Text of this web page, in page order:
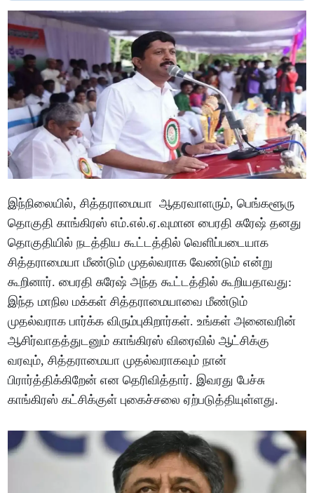
இந்நிலையில், சித்தராமையா ஆதரவாளரும், பெங்களூரு
தொகுதி காங்கிரஸ் எம்.எல்.ஏ.வுமான பைரதி சுரேஷ் தனது
தொகுதியில் நடத்திய கூட்டத்தில் வெளிப்படையாக
சித்தராமையா மீண்டும் முதல்வராக வேண்டும் என்று
கூறினார். பைரதி சுரேஷ் அந்த கூட்டத்தில் கூறியதாவது:
இந்த மாநில மக்கள் சித்தராமையாவை மீண்டும்
முதல்வராக பார்க்க விரும்புகிறார்கள். உங்கள் அனைவரின்
ஆசிர்வாதத்துடனும் காங்கிரஸ் விரைவில் ஆட்சிக்கு
வரவும், சித்தராமையா முதல்வராகவும் நான்
பிரார்த்திக்கிறேன் என தெரிவித்தார். இவரது பேச்சு
காங்கிரஸ் கட்சிக்குள் புகைச்சலை ஏற்படுத்தியுள்ளது.